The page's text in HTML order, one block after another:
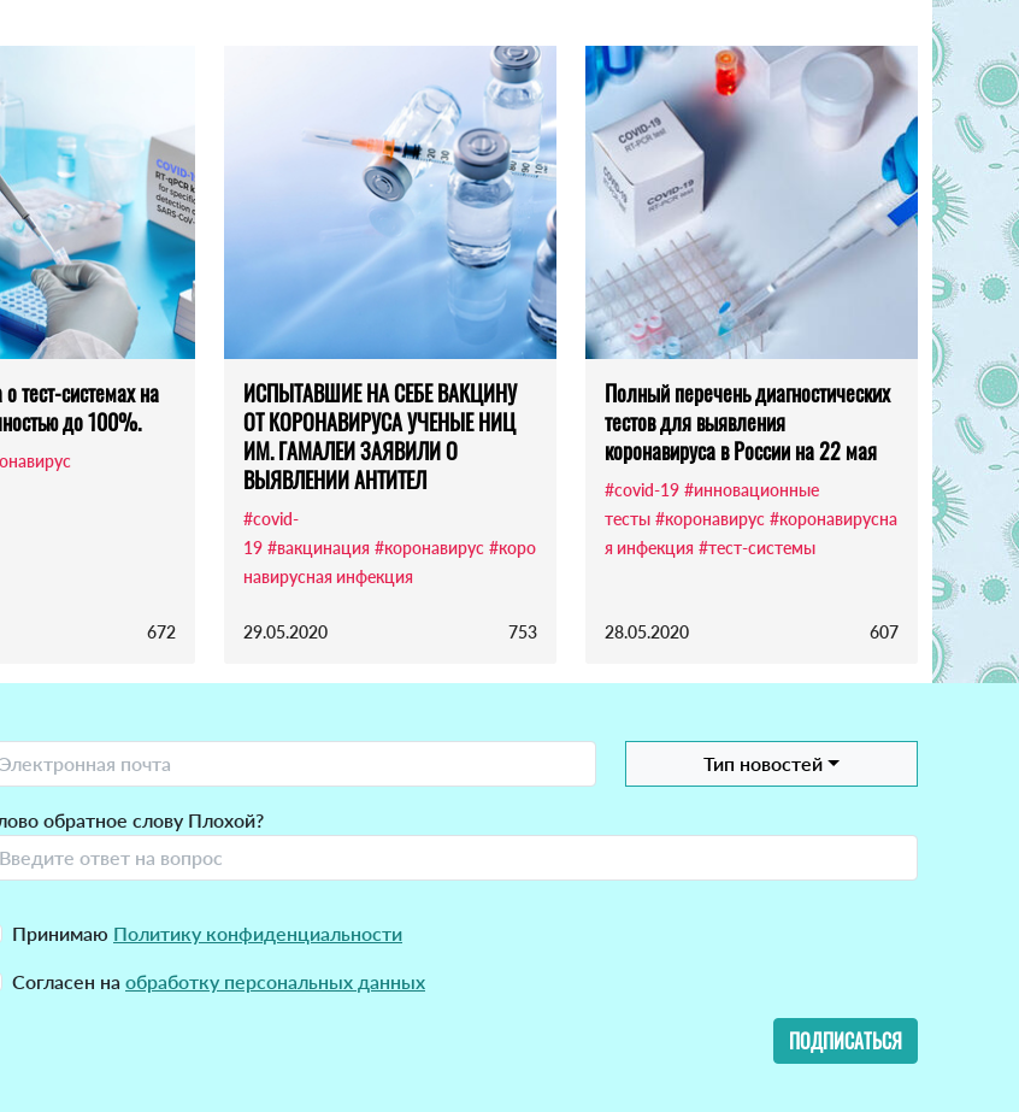
тест-системах на
до 100%.
672
ИСПЫТАВШИЕ НА СЕБЕ ВАКЦИНУ
ОТ КОРОНАВИРУСА УЧЕНЫЕ НИЦ
ИМ. ГАМАЛЕИ ЗАЯВИЛИ О
ВЫЯВЛЕНИИ АНТИТЕЛ
#covid-
19 #вакцинация #коронавирус #коро
навирусная инфекция
29.05.2020 753
Полный перечень диагностических
тестов для выявления
коронавируса в России на 22 мая
#covid-19 #инновационные
тесты #коронавирус #коронавирусна
я инфекция #тест-системы
28.05.2020 607
Тип новостей
обратное слову Плохой?
Принимаю Политику конфиденциальности
Согласен на обработку персональных данных
ПОДПИСАТЬСЯ